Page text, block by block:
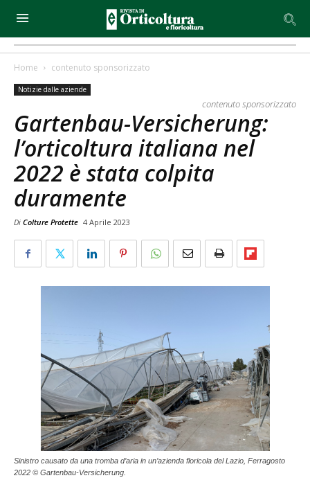
Home contenuto sponsorizzato
Notizie dalle aziende
contenuto sponsorizzato
Gartenbau-Versicherung:
l’orticoltura italiana nel
2022 è stata colpita
duramente
Di Colture Protette 4 Aprile 2023
Sinistro causato da una tromba d’aria in un’azienda floricola del Lazio, Ferragosto
2022 © Gartenbau-Versicherung.